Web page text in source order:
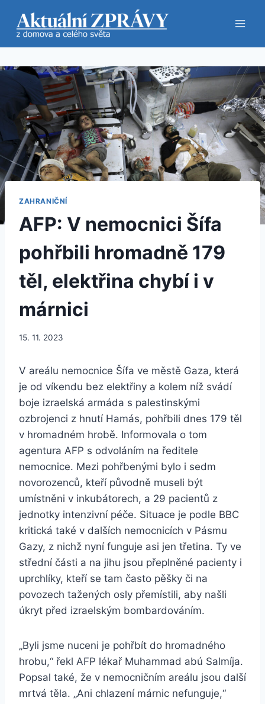
obsah
ZAHRANIČNÍ
AFP: V nemocnici Šífa
pohřbili hromadně 179
těl, elektřina chybí i v
márnici
15. 11. 2023
V areálu nemocnice Šífa ve městě Gaza, která
je od víkendu bez elektřiny a kolem níž svádí
boje izraelská armáda s palestinskými
ozbrojenci z hnutí Hamás, pohřbili dnes 179 těl
v hromadném hrobě. Informovala o tom
agentura AFP s odvoláním na ředitele
nemocnice. Mezi pohřbenými bylo i sedm
novorozenců, kteří původně museli být
umístněni v inkubátorech, a 29 pacientů z
jednotky intenzivní péče. Situace je podle BBC
kritická také v dalších nemocnicích v Pásmu
Gazy, z nichž nyní funguje asi jen třetina. Ty ve
střední části a na jihu jsou přeplněné pacienty i
uprchlíky, kteří se tam často pěšky či na
povozech tažených osly přemístili, aby našli
úkryt před izraelským bombardováním.
„Byli jsme nuceni je pohřbít do hromadného
hrobu,“ řekl AFP lékař Muhammad abú Salmíja.
Popsal také, že v nemocničním areálu jsou další
mrtvá těla. „Ani chlazení márnic nefunguje,“